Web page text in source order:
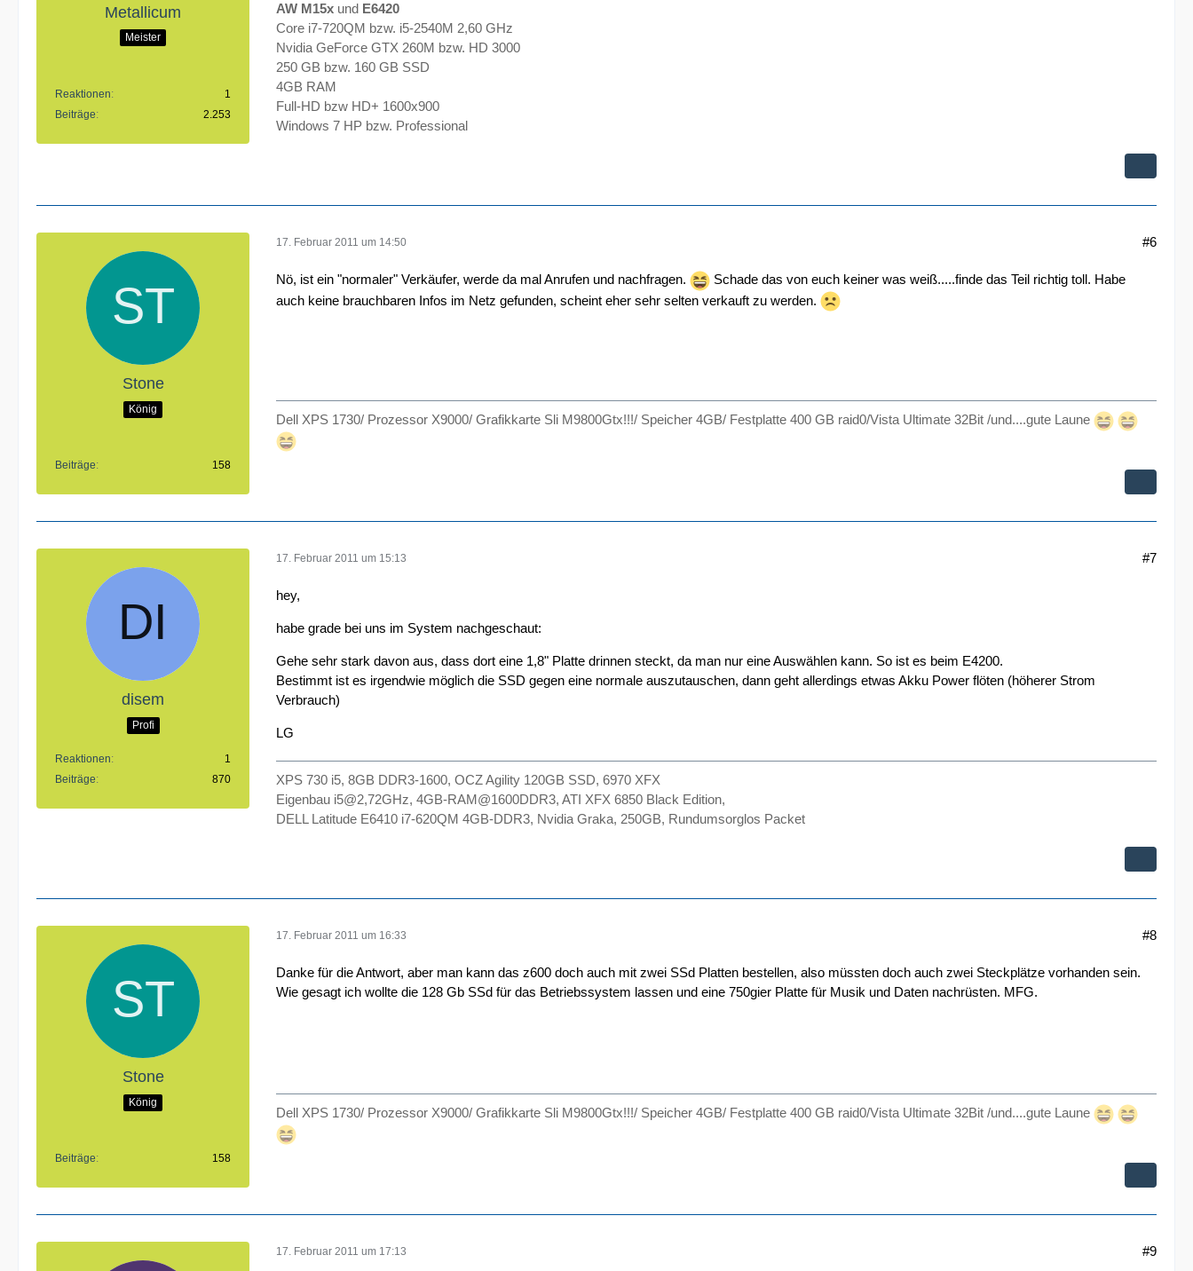
Metallicum
Meister
Reaktionen
1
Beiträge
2.253
AW M15x und E6420
Core i7-720QM bzw. i5-2540M 2,60 GHz
Nvidia GeForce GTX 260M bzw. HD 3000
250 GB bzw. 160 GB SSD
4GB RAM
Full-HD bzw HD+ 1600x900
Windows 7 HP bzw. Professional
Stone
König
Beiträge 158
17. Februar 2011 um 14:50 #6
Nö, ist ein "normaler" Verkäufer, werde da mal Anrufen und nachfragen.
Schade das von euch keiner was weiß.....finde das Teil richtig toll. Habe
auch keine brauchbaren Infos im Netz gefunden, scheint eher sehr selten verkauft zu werden.
Dell XPS 1730/ Prozessor X9000/ Grafikkarte Sli M9800Gtx!!!/ Speicher 4GB/ Festplatte 400 GB raid0/Vista Ultimate 32Bit /und....gute Laune
disem
Profi
Reaktionen
1
Beiträge
870
17. Februar 2011 um 15:13 #7
hey,
habe grade bei uns im System nachgeschaut:
Gehe sehr stark davon aus, dass dort eine 1,8" Platte drinnen steckt, da man nur eine Auswählen kann. So ist es beim E4200.
Bestimmt ist es irgendwie möglich die SSD gegen eine normale auszutauschen, dann geht allerdings etwas Akku Power flöten (höherer Strom
Verbrauch)
LG
XPS 730 i5, 8GB DDR3-1600, OCZ Agility 120GB SSD, 6970 XFX
Eigenbau i5@2,72GHz, 4GB-RAM@1600DDR3, ATI XFX 6850 Black Edition,
DELL Latitude E6410 i7-620QM 4GB-DDR3, Nvidia Graka, 250GB, Rundumsorglos Packet
Stone
König
Beiträge 158
17. Februar 2011 um 16:33 #8
Danke für die Antwort, aber man kann das z600 doch auch mit zwei SSd Platten bestellen, also müssten doch auch zwei Steckplätze vorhanden sein.
Wie gesagt ich wollte die 128 Gb SSd für das Betriebssystem lassen und eine 750gier Platte für Musik und Daten nachrüsten. MFG.
Dell XPS 1730/ Prozessor X9000/ Grafikkarte Sli M9800Gtx!!!/ Speicher 4GB/ Festplatte 400 GB raid0/Vista Ultimate 32Bit /und....gute Laune
17. Februar 2011 um 17:13 #9